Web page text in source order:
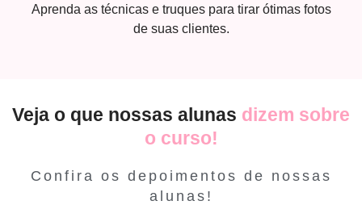
Aprenda as técnicas e truques para tirar ótimas fotos
de suas clientes.
Veja o que nossas alunas dizem sobre
o curso!
Confira os depoimentos de nossas
alunas!